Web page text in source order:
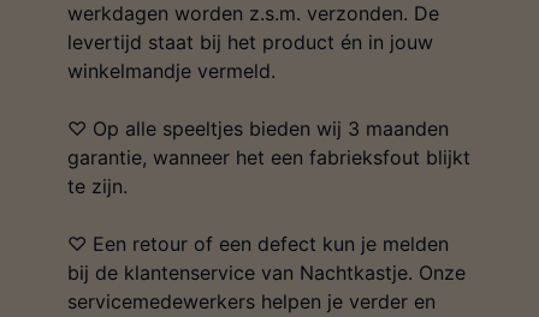
werkdagen worden z.s.m. verzonden. De
levertijd staat bij het product én in jouw
winkelmandje vermeld.
♡ Op alle speeltjes bieden wij 3 maanden
garantie, wanneer het een fabrieksfout blijkt
te zijn.
♡ Een retour of een defect kun je melden
bij de klantenservice van Nachtkastje. Onze
servicemedewerkers helpen je verder en